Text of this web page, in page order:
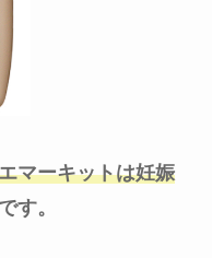
マーキットは妊娠
す。